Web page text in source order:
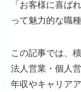
「お客様に喜ば
って魅力的な職種
この記事では、
法人営業・個人
年収やキャリア